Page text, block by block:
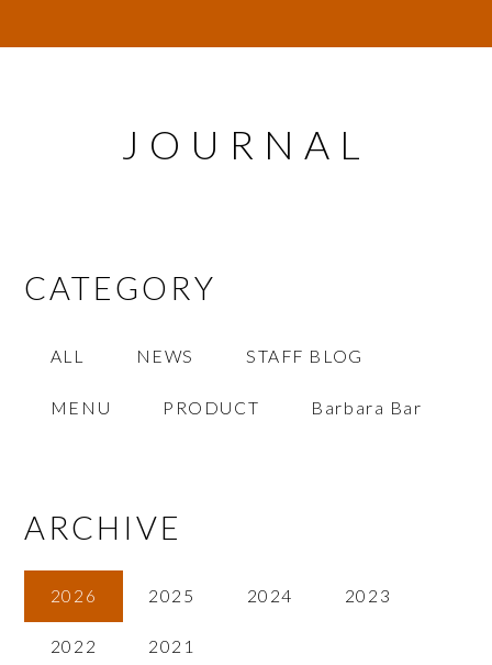
JOURNAL
CATEGORY
ALL NEWS STAFF BLOG
MENU PRODUCT Barbara Bar
ARCHIVE
2026 2025 2024 2023
2022 2021